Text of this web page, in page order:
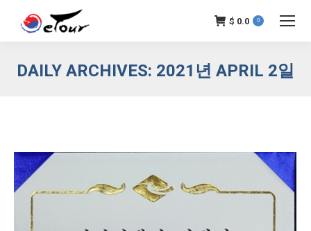
$ 0.0 0
DAILY ARCHIVES: 2021년 APRIL 2일